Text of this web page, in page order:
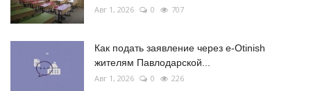
Авг 1, 2026 0 707
Как подать заявление через e-Otinish
жителям Павлодарской...
Авг 1, 2026 0 226